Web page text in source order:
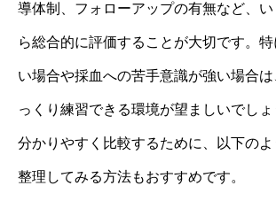
導体制、フォローアップの有無など、
ら総合的に評価することが大切です。
い場合や採血への苦手意識が強い場合
っくり練習できる環境が望ましいでしょ
分かりやすく比較するために、以下の
整理してみる方法もおすすめです。